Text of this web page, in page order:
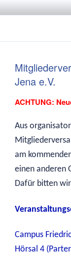
InhaltDachverband der
Jena e.V.
ACHTUNG:
Aus
am
einen anderen
Dafür bitten
Campus
Hörsal 4